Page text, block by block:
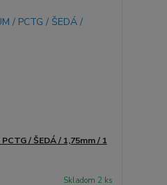
/ ŠEDÁ / 1,75mm / 1
Skladom 2 ks